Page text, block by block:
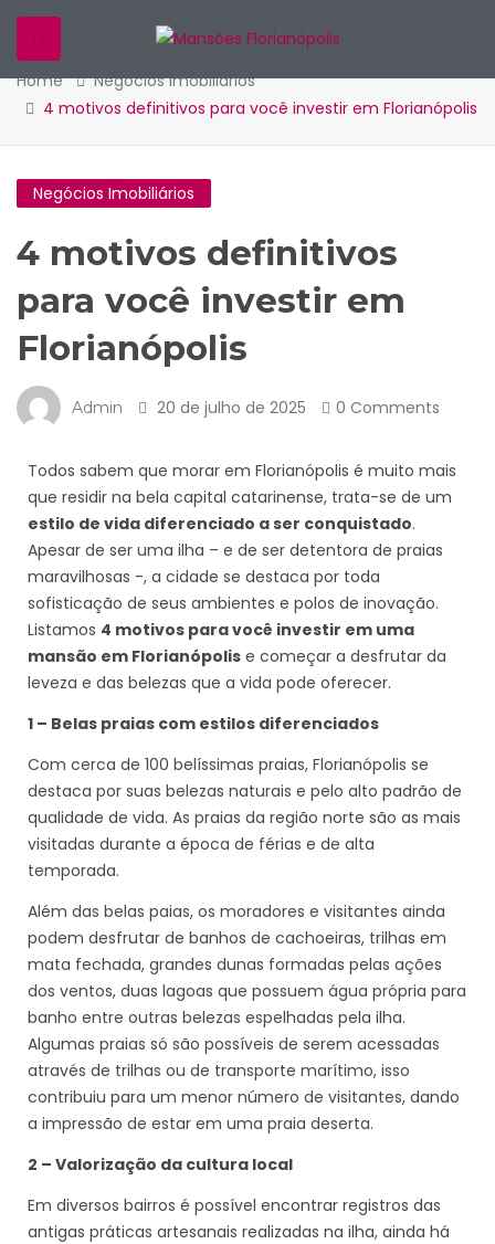
Home
Negócios Imobiliários
4 motivos definitivos para você investir em Florianópolis
Negócios Imobiliários
4 motivos definitivos
para você investir em
Florianópolis
Admin 20 de julho de 2025 0 Comments
Todos sabem que morar em Florianópolis é muito mais
que residir na bela capital catarinense, trata-se de um
estilo de vida diferenciado a ser conquistado.
Apesar de ser uma ilha – e de ser detentora de praias
maravilhosas -, a cidade se destaca por toda
sofisticação de seus ambientes e polos de inovação.
Listamos 4 motivos para você investir em uma
mansão em Florianópolis e começar a desfrutar da
leveza e das belezas que a vida pode oferecer.
1 – Belas praias com estilos diferenciados
Com cerca de 100 belíssimas praias, Florianópolis se
destaca por suas belezas naturais e pelo alto padrão de
qualidade de vida. As praias da região norte são as mais
visitadas durante a época de férias e de alta
temporada.
Além das belas paias, os moradores e visitantes ainda
podem desfrutar de banhos de cachoeiras, trilhas em
mata fechada, grandes dunas formadas pelas ações
dos ventos, duas lagoas que possuem água própria para
banho entre outras belezas espelhadas pela ilha.
Algumas praias só são possíveis de serem acessadas
através de trilhas ou de transporte marítimo, isso
contribuiu para um menor número de visitantes, dando
a impressão de estar em uma praia deserta.
2 – Valorização da cultura local
Em diversos bairros é possível encontrar registros das
antigas práticas artesanais realizadas na ilha, ainda há